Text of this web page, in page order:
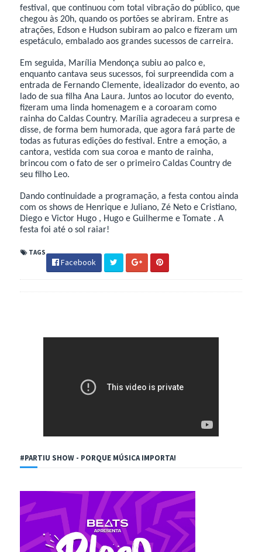
festival, que continuou com total vibração do público, que
chegou às 20h, quando os portões se abriram. Entre as
atrações, Edson e Hudson subiram ao palco e fizeram um
espetáculo, embalado aos grandes sucessos de carreira.
Em seguida, Marília Mendonça subiu ao palco e,
enquanto cantava seus sucessos, foi surpreendida com a
entrada de Fernando Clemente, idealizador do evento, ao
lado de sua filha Ana Laura. Juntos ao locutor do evento,
fizeram uma linda homenagem e a coroaram como
rainha do Caldas Country. Marília agradeceu a surpresa e
disse, de forma bem humorada, que agora fará parte de
todas as futuras edições do festival. Entre a emoção, a
cantora, vestida com sua coroa e manto de rainha,
brincou com o fato de ser o primeiro Caldas Country de
seu filho Leo.
Dando continuidade a programação, a festa contou ainda
com os shows de Henrique e Juliano, Zé Neto e Cristiano,
Diego e Victor Hugo , Hugo e Guilherme e Tomate . A
festa foi até o sol raiar!
TAGS
Facebook
#PARTIU SHOW - PORQUE MÚSICA IMPORTA!